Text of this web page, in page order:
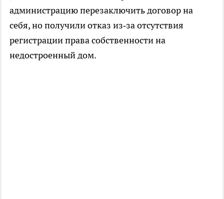
администрацию перезаключить договор на
себя, но получили отказ из‑за отсутствия
регистрации права собственности на
недостроенный дом.